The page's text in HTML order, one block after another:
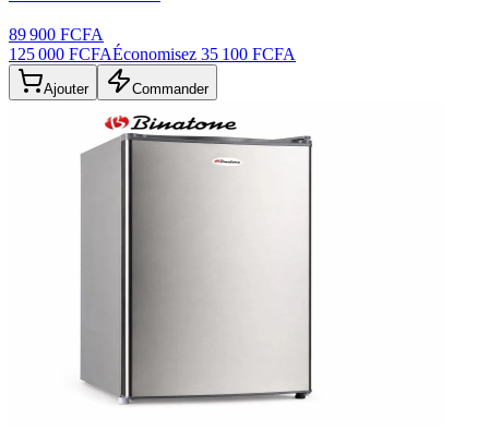
89 900 FCFA
125 000 FCFAÉconomisez 35 100 FCFA
Ajouter Commander